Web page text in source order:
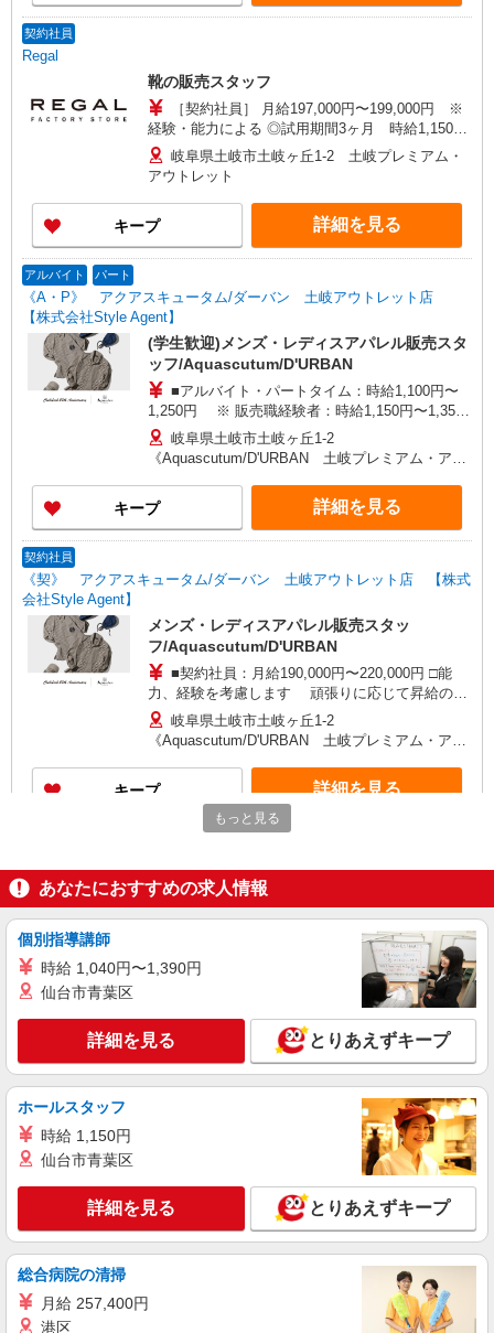
契約社員
Regal
靴の販売スタッフ
［契約社員］ 月給197,000円〜199,000円 ※
経験・能力による ◎試用期間3ヶ月 時給1,150円
◎店舗目標達成時の報奨金制度あり（個人ノルマ
ではありません）
岐阜県土岐市土岐ヶ丘1-2 土岐プレミアム・
アウトレット
キープ 詳細を見る
アルバイト パート
《A・P》 アクアスキュータム/ダーバン 土岐アウトレット店
【株式会社Style Agent】
(学生歓迎)メンズ・レディスアパレル販売スタ
ッフ/Aquascutum/D'URBAN
■アルバイト・パートタイム：時給1,100円〜
1,250円 ※ 販売職経験者：時給1,150円〜1,350
円 □能力、経験を考慮します 頑張りに応じて昇
給の可能性あり □別途交通費全額支給
岐阜県土岐市土岐ヶ丘1-2
《Aquascutum/D'URBAN 土岐プレミアム・アウ
キープ 詳細を見る
契約社員
《契》 アクアスキュータム/ダーバン 土岐アウトレット店 【株式
会社Style Agent】
メンズ・レディスアパレル販売スタッ
フ/Aquascutum/D'URBAN
■契約社員：月給190,000円〜220,000円 □能
力、経験を考慮します 頑張りに応じて昇給の可
能性あり □別途交通費全額支給 □役職任用時、各
種手当あり □アルバイト・パートタイムスタッフ
(時給1,100円〜1,350円)同時募集中！ ・1日あたり
実働6.5時間〜最大7.5時間(別途休憩あり)×週3日か
ら相談OK！
岐阜県土岐市土岐ヶ丘1-2
《Aquascutum/D'URBAN 土岐プレミアム・アウ
キープ 詳細を見る
販売スタッフ
［正社員］月給240,000円〜 ★アウトレット勤
務手当：一律10,000円含む！ ※交通費別途支給
（1月上限30,000円） ※年齢やキャリアにより考
慮いたします。 ※土日祝日出勤手当1日に付き
1,000円（正社員のみ） ※入社後3ヶ月間の試用期
岐阜県土岐市土岐ヶ丘1-2 土岐プレミアム・
キープ 詳細を見る
Showa Nishikawa
［パート］時給1,300円〜＋インセンティブ ※
経験・能力により優遇します ◎販売ノルマがない
ので安心 ◎販売実績優秀者にはインセンティブ
あり 数字のプレッシャーに追われる心配はなく、
売れた時に収入がアップする「いいとこ取り」な
ので 安心してスタートできます！
岐阜県土岐市土岐ヶ丘1-2 土岐プレミアム・
キープ 詳細を見る
正社員
もっと見る
あなたにおすすめの求人情報
個別指導講師
時給 1,040円〜1,390円
仙台市青葉区
詳細を見る とりあえずキープ
ホールスタッフ
時給 1,150円
仙台市青葉区
詳細を見る とりあえずキープ
総合病院の清掃
月給 257,400円
港区